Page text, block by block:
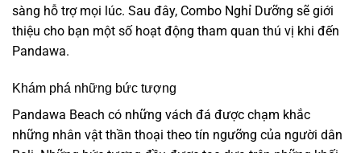
sàng hỗ trợ mọi lúc. Sau đây, Combo Nghỉ Dưỡng sẽ giới
thiệu cho bạn một số hoạt động tham quan thú vị khi đến
Pandawa.
Khám phá những bức tượng
Pandawa Beach có những vách đá được chạm khắc
những nhân vật thần thoại theo tín ngưỡng của người dân